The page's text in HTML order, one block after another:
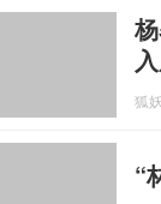
狐
“